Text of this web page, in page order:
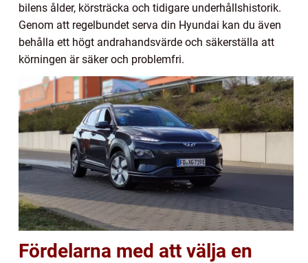
bilens ålder, körsträcka och tidigare underhållshistorik.
Genom att regelbundet serva din Hyundai kan du även
behålla ett högt andrahandsvärde och säkerställa att
körningen är säker och problemfri.
Fördelarna med att välja en